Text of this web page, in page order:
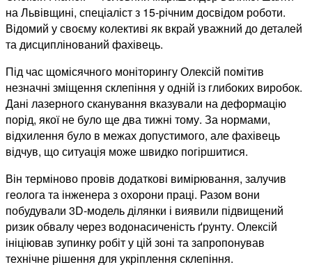
на Львівщині, спеціаліст з 15-річним досвідом роботи.
Відомий у своєму колективі як вкрай уважний до деталей
та дисциплінований фахівець.
Під час щомісячного моніторингу Олексій помітив
незначні зміщення склепіння у одній із глибоких виробок.
Дані лазерного сканування вказували на деформацію
порід, якої не було ще два тижні тому. За нормами,
відхилення було в межах допустимого, але фахівець
відчув, що ситуація може швидко погіршитися.
Він терміново провів додаткові вимірювання, залучив
геолога та інженера з охорони праці. Разом вони
побудували 3D-модель ділянки і виявили підвищений
ризик обвалу через водонасиченість ґрунту. Олексій
ініціював зупинку робіт у цій зоні та запропонував
технічне рішення для укріплення склепіння.